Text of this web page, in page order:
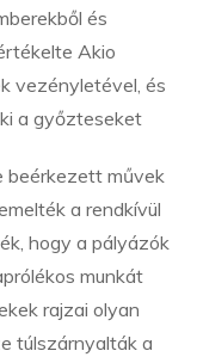
és
Akio
vezényletével, és
a győzteseket
beérkezett művek
a rendkívül
hogy a pályázók
munkát
rajzai olyan
túlszárnyalták a